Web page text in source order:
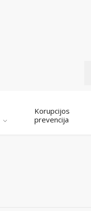
Korupcijos
prevencija